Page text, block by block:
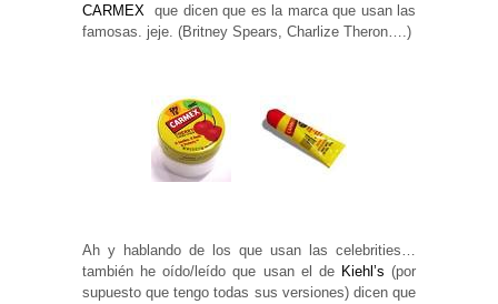
CARMEX que dicen que es la marca que usan las
famosas. jeje. (Britney Spears, Charlize Theron….)
Ah y hablando de los que usan las celebrities…
también he oído/leído que usan el de Kiehl’s (por
supuesto que tengo todas sus versiones) dicen que